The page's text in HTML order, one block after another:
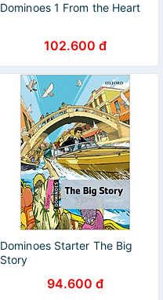
Dominoes 1 From the Heart
102.600 đ
Dominoes Starter The Big
Story
94.600 đ